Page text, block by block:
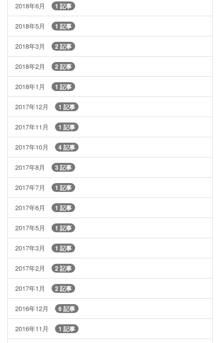
2018年6月 1 記事
2018年5月 1 記事
2018年3月 2 記事
2018年2月 2 記事
2018年1月 1 記事
2017年12月 1 記事
2017年11月 1 記事
2017年10月 4 記事
2017年8月 3 記事
2017年7月 1 記事
2017年6月 1 記事
2017年5月 1 記事
2017年3月 1 記事
2017年2月 2 記事
2017年1月 2 記事
2016年12月 6 記事
2016年11月 1 記事